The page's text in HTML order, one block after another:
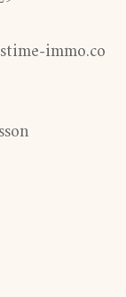
immo.co